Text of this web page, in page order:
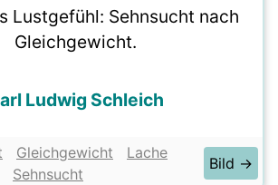
Lustgefühl: Sehnsucht nach
Gleichgewicht.
Ludwig Schleich
Gleichgewicht
Lache
Sehnsucht
Bild →